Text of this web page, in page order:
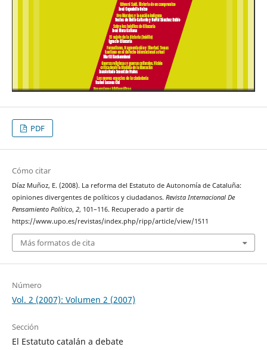
PDF
Cómo citar
Díaz Muñoz, E. (2008). La reforma del Estatuto de Autonomía de Cataluña:
opiniones divergentes de políticos y ciudadanos. Revista Internacional De
Pensamiento Político, 2, 101–116. Recuperado a partir de
https://www.upo.es/revistas/index.php/ripp/article/view/1511
Más formatos de cita
Número
Vol. 2 (2007): Volumen 2 (2007)
Sección
El Estatuto catalán a debate